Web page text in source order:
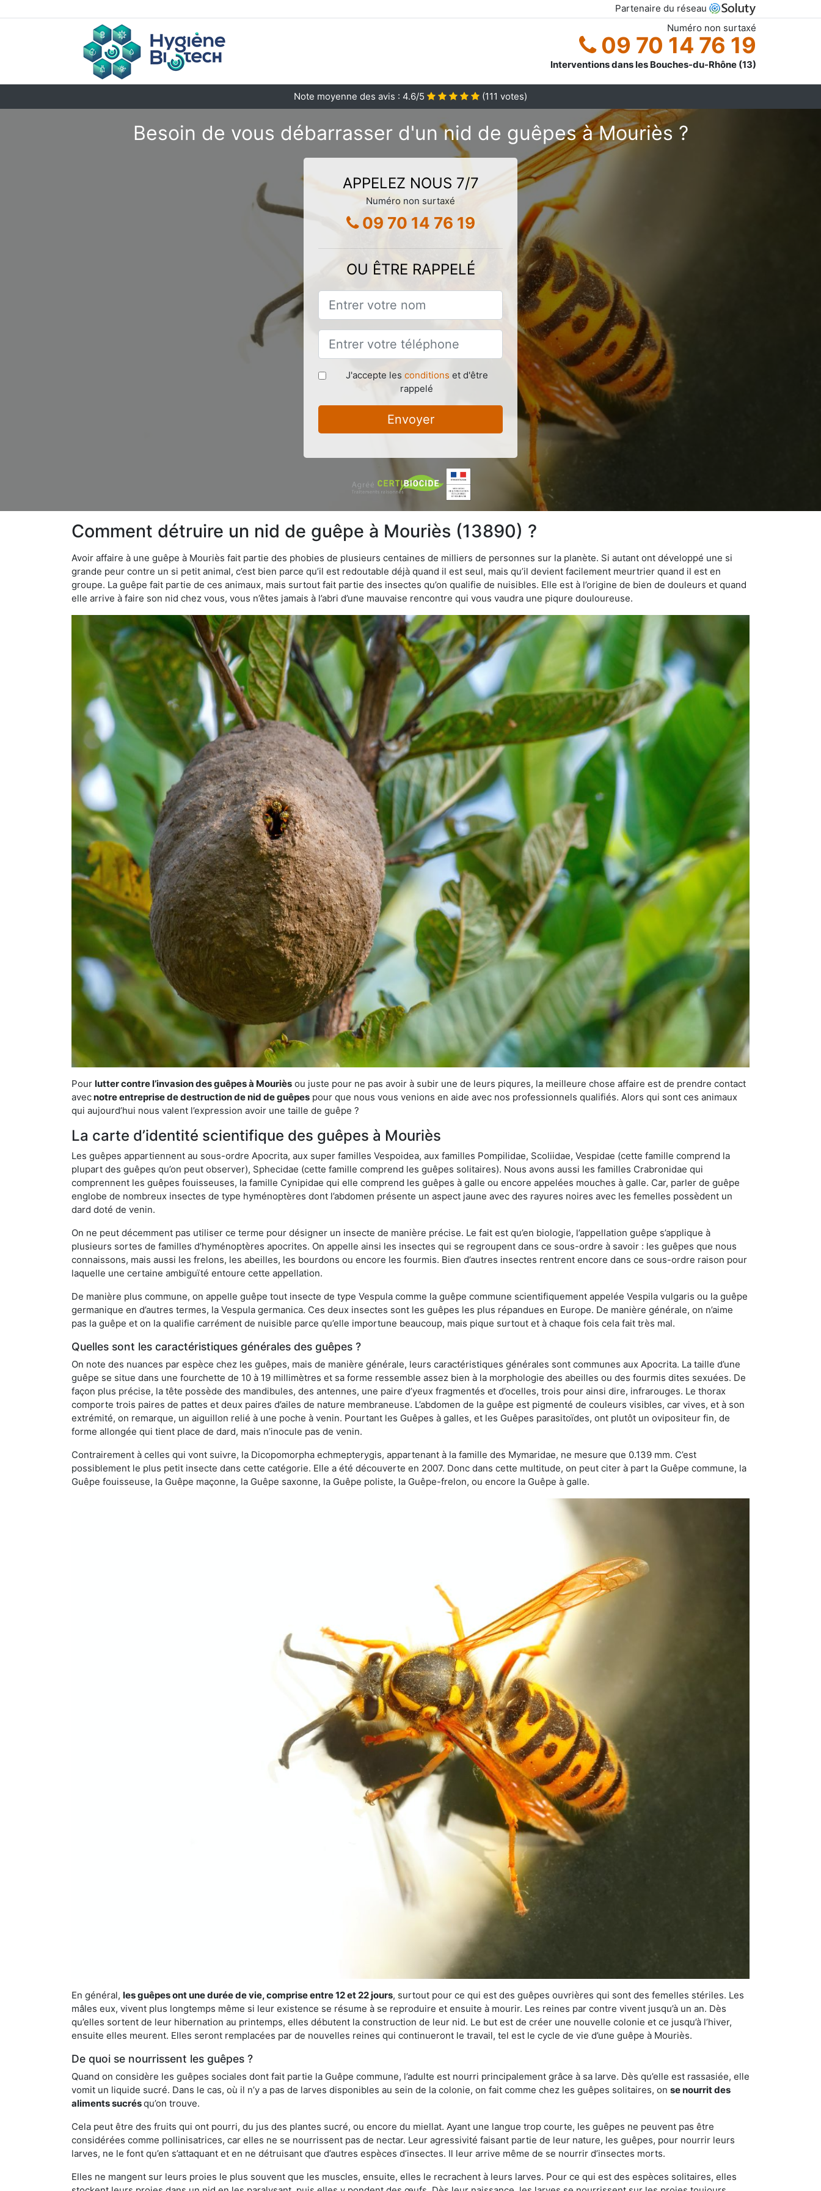
Partenaire du réseau
Numéro non surtaxé
09 70 14 76 19
Interventions dans les Bouches-du-Rhône (13)
Note moyenne des avis : 4.6/5 (111 votes)
Besoin de vous débarrasser d'un nid de guêpes à Mouriès ?
APPELEZ NOUS 7/7
Numéro non surtaxé
09 70 14 76 19
OU ÊTRE RAPPELÉ
J'accepte les conditions et d'être
rappelé
Envoyer
Comment détruire un nid de guêpe à Mouriès (13890) ?
Avoir affaire à une guêpe à Mouriès fait partie des phobies de plusieurs centaines de milliers de personnes sur la planète. Si autant ont développé une si
grande peur contre un si petit animal, c’est bien parce qu’il est redoutable déjà quand il est seul, mais qu’il devient facilement meurtrier quand il est en
groupe. La guêpe fait partie de ces animaux, mais surtout fait partie des insectes qu’on qualifie de nuisibles. Elle est à l’origine de bien de douleurs et quand
elle arrive à faire son nid chez vous, vous n’êtes jamais à l’abri d’une mauvaise rencontre qui vous vaudra une piqure douloureuse.
Pour lutter contre l’invasion des guêpes à Mouriès ou juste pour ne pas avoir à subir une de leurs piqures, la meilleure chose affaire est de prendre contact
avecnotre entreprise de destruction de nid de guêpes pour que nous vous venions en aide avec nos professionnels qualifiés. Alors qui sont ces animaux
qui aujourd’hui nous valent l’expression avoir une taille de guêpe ?
La carte d’identité scientifique des guêpes à Mouriès
Les guêpes appartiennent au sous-ordre Apocrita, aux super familles Vespoidea, aux familles Pompilidae, Scoliidae, Vespidae (cette famille comprend la
plupart des guêpes qu’on peut observer), Sphecidae (cette famille comprend les guêpes solitaires). Nous avons aussi les familles Crabronidae qui
comprennent les guêpes fouisseuses, la famille Cynipidae qui elle comprend les guêpes à galle ou encore appelées mouches à galle. Car, parler de guêpe
englobe de nombreux insectes de type hyménoptères dont l’abdomen présente un aspect jaune avec des rayures noires avec les femelles possèdent un
dard doté de venin.
On ne peut décemment pas utiliser ce terme pour désigner un insecte de manière précise. Le fait est qu’en biologie, l’appellation guêpe s’applique à
plusieurs sortes de familles d’hyménoptères apocrites. On appelle ainsi les insectes qui se regroupent dans ce sous-ordre à savoir : les guêpes que nous
connaissons, mais aussi les frelons, les abeilles, les bourdons ou encore les fourmis. Bien d’autres insectes rentrent encore dans ce sous-ordre raison pour
laquelle une certaine ambiguïté entoure cette appellation.
De manière plus commune, on appelle guêpe tout insecte de type Vespula comme la guêpe commune scientifiquement appelée Vespila vulgaris ou la guêpe
germanique en d’autres termes, la Vespula germanica. Ces deux insectes sont les guêpes les plus répandues en Europe. De manière générale, on n’aime
pas la guêpe et on la qualifie carrément de nuisible parce qu’elle importune beaucoup, mais pique surtout et à chaque fois cela fait très mal.
Quelles sont les caractéristiques générales des guêpes ?
On note des nuances par espèce chez les guêpes, mais de manière générale, leurs caractéristiques générales sont communes aux Apocrita. La taille d’une
guêpe se situe dans une fourchette de 10 à 19 millimètres et sa forme ressemble assez bien à la morphologie des abeilles ou des fourmis dites sexuées. De
façon plus précise, la tête possède des mandibules, des antennes, une paire d’yeux fragmentés et d’ocelles, trois pour ainsi dire, infrarouges. Le thorax
comporte trois paires de pattes et deux paires d’ailes de nature membraneuse. L’abdomen de la guêpe est pigmenté de couleurs visibles, car vives, et à son
extrémité, on remarque, un aiguillon relié à une poche à venin. Pourtant les Guêpes à galles, et les Guêpes parasitoïdes, ont plutôt un ovipositeur fin, de
forme allongée qui tient place de dard, mais n’inocule pas de venin.
Contrairement à celles qui vont suivre, la Dicopomorpha echmepterygis, appartenant à la famille des Mymaridae, ne mesure que 0.139 mm. C’est
possiblement le plus petit insecte dans cette catégorie. Elle a été découverte en 2007. Donc dans cette multitude, on peut citer à part la Guêpe commune, la
Guêpe fouisseuse, la Guêpe maçonne, la Guêpe saxonne, la Guêpe poliste, la Guêpe-frelon, ou encore la Guêpe à galle.
En général, les guêpes ont une durée de vie, comprise entre 12 et 22 jours, surtout pour ce qui est des guêpes ouvrières qui sont des femelles stériles. Les
mâles eux, vivent plus longtemps même si leur existence se résume à se reproduire et ensuite à mourir. Les reines par contre vivent jusqu’à un an. Dès
qu’elles sortent de leur hibernation au printemps, elles débutent la construction de leur nid. Le but est de créer une nouvelle colonie et ce jusqu’à l’hiver,
ensuite elles meurent. Elles seront remplacées par de nouvelles reines qui continueront le travail, tel est le cycle de vie d’une guêpe à Mouriès.
De quoi se nourrissent les guêpes ?
Quand on considère les guêpes sociales dont fait partie la Guêpe commune, l’adulte est nourri principalement grâce à sa larve. Dès qu’elle est rassasiée, elle
vomit un liquide sucré. Dans le cas, où il n’y a pas de larves disponibles au sein de la colonie, on fait comme chez les guêpes solitaires, on se nourrit des
aliments sucrésqu’on trouve.
Cela peut être des fruits qui ont pourri, du jus des plantes sucré, ou encore du miellat. Ayant une langue trop courte, les guêpes ne peuvent pas être
considérées comme pollinisatrices, car elles ne se nourrissent pas de nectar. Leur agressivité faisant partie de leur nature, les guêpes, pour nourrir leurs
larves, ne le font qu’en s’attaquant et en ne détruisant que d’autres espèces d’insectes. Il leur arrive même de se nourrir d’insectes morts.
Elles ne mangent sur leurs proies le plus souvent que les muscles, ensuite, elles le recrachent à leurs larves. Pour ce qui est des espèces solitaires, elles